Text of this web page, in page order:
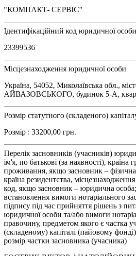
"КОМПАКТ- СЕРВІС"
Ідентифікаційний код юридичної особи
23399536
Місцезнаходження юридичної особи
Україна, 54052, Миколаївська обл.,
АЙВАЗОВСЬКОГО, будинок 5-А,
Розмір статутного (складеного)
Розмір : 33200,00 грн.
Перелік засновників (учасників)
ім'я, по батькові (за наявності), країна
проживання, якщо засновник –
країна резидентства,
код, якщо засновник – юридична
встановлення вимоги нотаріального
підпису під час прийняття рішень з
юридичної особи та/або вимоги
правочину, предметом якого є частка
(складеному) капіталі (пайовому
розмір частки засновника (учасника)